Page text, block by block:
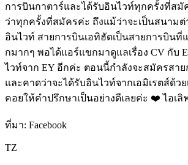
การบินกาตาร์และได้รับอินไวท์ทุกครั้งที่สมั
ว่าทุกครั้งที่สมัครค่ะ ถึงแม้ว่าจะเป็นสนามต่
อินไวท์ สายการบินเอทิฮัดเป็นสายการบินที่
กมากๆ พอได้แอร์แขกมาดูแลเรื่อง CV กับ
ไวท์จาก EY อีกค่ะ ตอนนี้กำลังจะสมัครสาย
และคาดว่าจะได้รับอินไวท์จากเอมิเรตส์ด้ว
คอยให้คำปรึกษาเป็นอย่างดีเลยค่ะ ❤️ ไอเลิ
ที่มา: Facebook
TZ